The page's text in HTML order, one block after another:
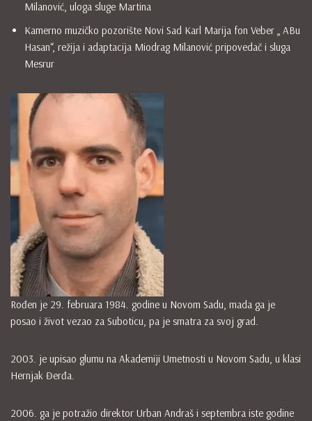
Milanović, uloga sluge Martina
Kamerno muzičko pozorište Novi Sad Karl Marija fon Veber „ ABu
Hasan“, režija i adaptacija Miodrag Milanović pripovedač i sluga
Mesrur
Rođen je 29. februara 1984. godine u Novom Sadu, mada ga je
posao i život vezao za Suboticu, pa je smatra za svoj grad.
2003. je upisao glumu na Akademiji Umetnosti u Novom Sadu, u klasi
Hernjak Đerđa.
2006. ga je potražio direktor Urban Andraš i septembra iste godine